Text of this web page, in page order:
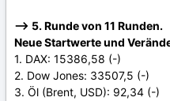
--> 5. Runde von 11 Runden.
Neue Startwerte und
1. DAX: 15386,58 (-)
2. Dow Jones: 33507,5 (-)
3. Öl (Brent, USD): 92,34 (-)